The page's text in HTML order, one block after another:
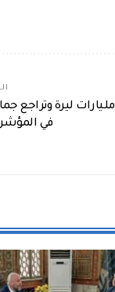
بورصة دمشق تسجل تداولات بـ7.19 مليارات ليرة
في